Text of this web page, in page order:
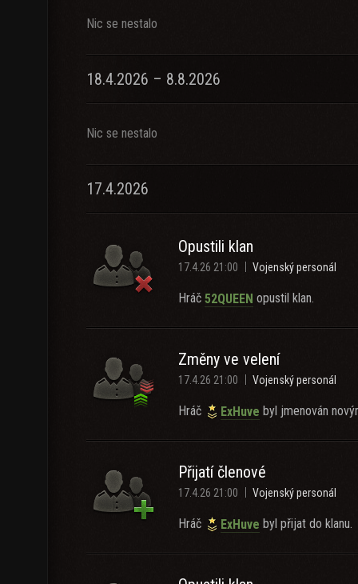
Nic se nestalo
18.4.2026 – 8.8.2026
Nic se nestalo
17.4.2026
Opustili klan
17.4.26 21:00 Vojenský personál
Hráč 52QUEEN opustil klan.
Změny ve velení
17.4.26 21:00 Vojenský personál
Hráč ExHuve byl jmenován
Přijatí členové
17.4.26 21:00 Vojenský personál
Hráč ExHuve byl přijat do klanu.